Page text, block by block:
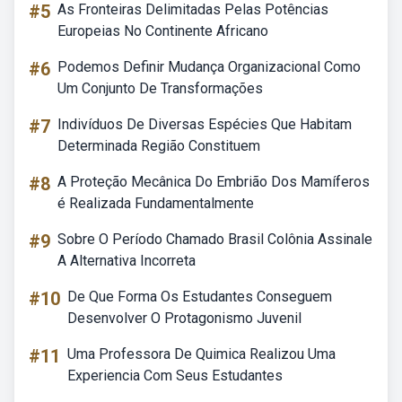
#5 As Fronteiras Delimitadas Pelas Potências
Europeias No Continente Africano
#6 Podemos Definir Mudança Organizacional Como
Um Conjunto De Transformações
#7 Indivíduos De Diversas Espécies Que Habitam
Determinada Região Constituem
#8 A Proteção Mecânica Do Embrião Dos Mamíferos
é Realizada Fundamentalmente
#9 Sobre O Período Chamado Brasil Colônia Assinale
A Alternativa Incorreta
#10 De Que Forma Os Estudantes Conseguem
Desenvolver O Protagonismo Juvenil
#11 Uma Professora De Quimica Realizou Uma
Experiencia Com Seus Estudantes